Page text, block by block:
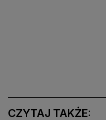
CZYTAJ TAKŻE: